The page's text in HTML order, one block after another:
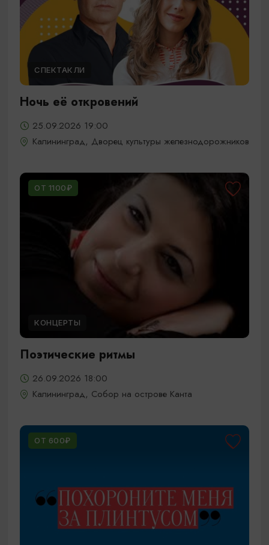
СПЕКТАКЛИ
Ночь её откровений
25.09.2026 19:00
Калининград, Дворец культуры железнодорожников
ОТ 1100₽
КОНЦЕРТЫ
Поэтические ритмы
26.09.2026 18:00
Калининград, Собор на острове Канта
ОТ 600₽